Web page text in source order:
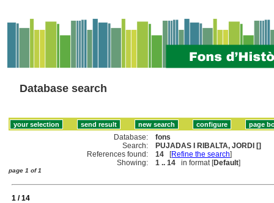
Database search
Database:
fons
Search:
PUJADAS I RIBALTA, JORDI []
References found:
14 [Refine the search]
Showing:
1 .. 14 in format [Default]
page 1 of 1
1 / 14